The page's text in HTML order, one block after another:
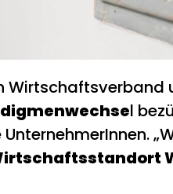
Wirtschaftsverband
l